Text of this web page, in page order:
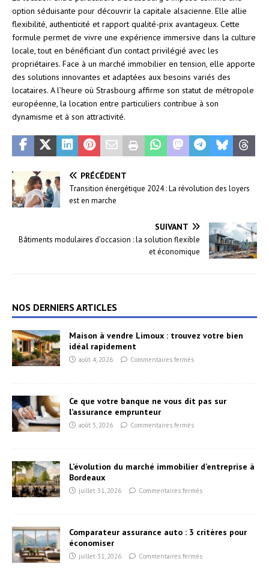
option séduisante pour découvrir la capitale alsacienne. Elle allie
flexibilité, authenticité et rapport qualité-prix avantageux. Cette
formule permet de vivre une expérience immersive dans la culture
locale, tout en bénéficiant d’un contact privilégié avec les
propriétaires. Face à un marché immobilier en tension, elle apporte
des solutions innovantes et adaptées aux besoins variés des
locataires. A l’heure où Strasbourg affirme son statut de métropole
européenne, la location entre particuliers contribue à son
dynamisme et à son attractivité.
PRÉCÉDENT
Transition énergétique 2024 : La révolution des loyers
est en marche
SUIVANT
Bâtiments modulaires d’occasion : la solution flexible
et économique
NOS DERNIERS ARTICLES
Maison à vendre Limoux : trouvez votre bien
idéal rapidement
août 4, 2026 Commentaires fermés
Ce que votre banque ne vous dit pas sur
l’assurance emprunteur
août 3, 2026 Commentaires fermés
L’évolution du marché immobilier d’entreprise à
Bordeaux
juillet 31, 2026 Commentaires fermés
Comparateur assurance auto : 3 critères pour
économiser
juillet 31, 2026 Commentaires fermés